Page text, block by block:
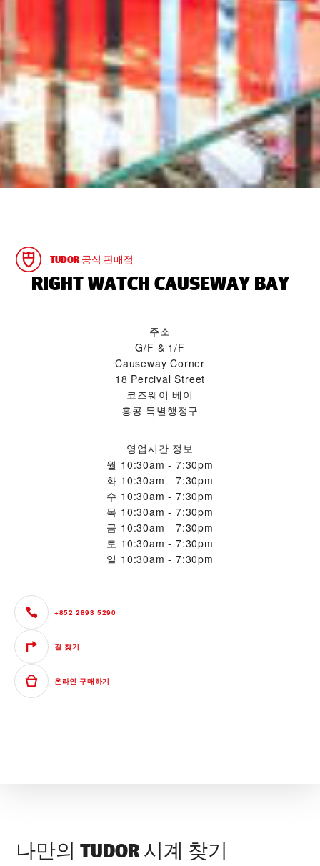
TUDOR 공식 판매점
‭RIGHT WATCH CAUSEWAY BAY‬
주소
G/F & 1/F
Causeway Corner
18 Percival Street
코즈웨이 베이
홍콩 특별행정구
영업시간 정보
월 10:30am - 7:30pm
화 10:30am - 7:30pm
수 10:30am - 7:30pm
목 10:30am - 7:30pm
금 10:30am - 7:30pm
토 10:30am - 7:30pm
일 10:30am - 7:30pm
+852 2893 5290
길 찾기
온라인 구매하기
나만의 TUDOR 시계 찾기